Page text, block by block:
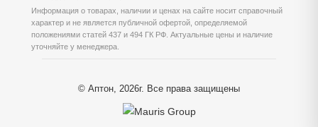
Информация о товарах, наличии и ценах на сайте носит справочный
характер и не является публичной офертой, определяемой
положениями статей 437 и 494 ГК РФ. Актуальные цены и наличие
уточняйте у менеджера.
© Аптон, 2026г. Все права защищены